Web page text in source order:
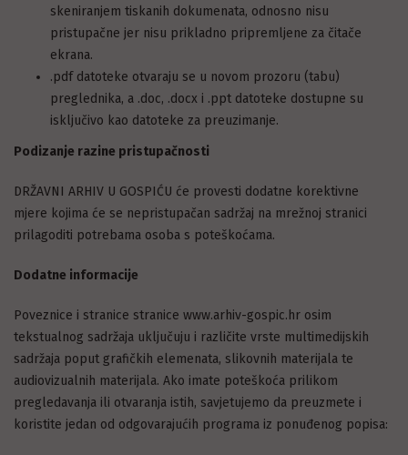
skeniranjem tiskanih dokumenata, odnosno nisu
pristupačne jer nisu prikladno pripremljene za čitače
ekrana.
.pdf datoteke otvaraju se u novom prozoru (tabu)
preglednika, a .doc, .docx i .ppt datoteke dostupne su
isključivo kao datoteke za preuzimanje.
Podizanje razine pristupačnosti
DRŽAVNI ARHIV U GOSPIĆU će provesti dodatne korektivne
mjere kojima će se nepristupačan sadržaj na mrežnoj stranici
prilagoditi potrebama osoba s poteškoćama.
Dodatne informacije
Poveznice i stranice stranice www.arhiv-gospic.hr osim
tekstualnog sadržaja uključuju i različite vrste multimedijskih
sadržaja poput grafičkih elemenata, slikovnih materijala te
audiovizualnih materijala. Ako imate poteškoća prilikom
pregledavanja ili otvaranja istih, savjetujemo da preuzmete i
koristite jedan od odgovarajućih programa iz ponuđenog popisa: